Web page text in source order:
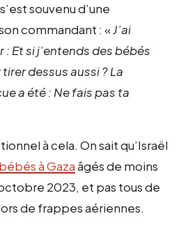
souvenu d’une
commandant : «J’ai
: Et si j’entends des bébés
dessus aussi ? La
a été : Ne fais pas ta
à cela. On sait qu’Israël
à Gazaâgés de moins
2023, et pas tous de
de frappes aériennes.